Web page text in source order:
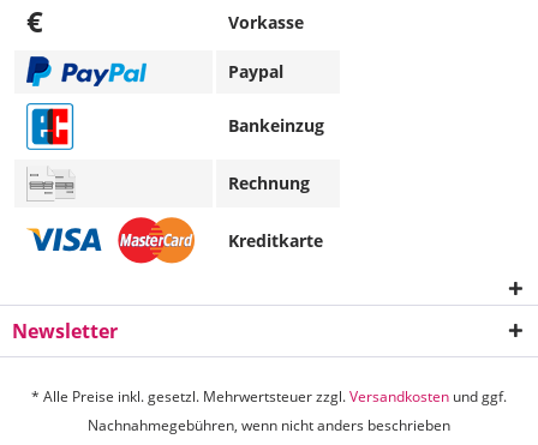
€ Vorkasse
Paypal
Bankeinzug
Rechnung
Kreditkarte
Newsletter
* Alle Preise inkl. gesetzl. Mehrwertsteuer zzgl.Versandkosten und ggf.
Nachnahmegebühren, wenn nicht anders beschrieben